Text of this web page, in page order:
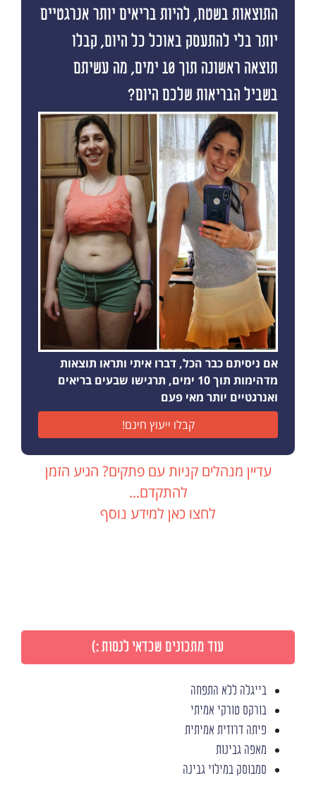
התוצאות בשטח, להיות בריאים יותר אנרגטיים
יותר בלי להתעסק באוכל כל היום, קבלו
תוצאה ראשונה תוך 10 ימים, מה עשיתם
בשביל הבריאות שלכם היום?
אם ניסיתם כבר הכל, דברו איתי ותראו תוצאות
מדהימות תוך 10 ימים, תרגישו שבעים בריאים
ואנרגטיים יותר מאי פעם
קבלו ייעוץ חינם!
עדיין מנהלים קניות עם פתקים? הגיע הזמן
להתקדם...
לחצו כאן למידע נוסף
עוד מתכונים שכדאי לנסות :)
בייגלה ללא התפחה
בורקס טורקי אמיתי
פיתה דרוזית אמיתית
מאפה גבינות
סמבוסק במילוי גבינה